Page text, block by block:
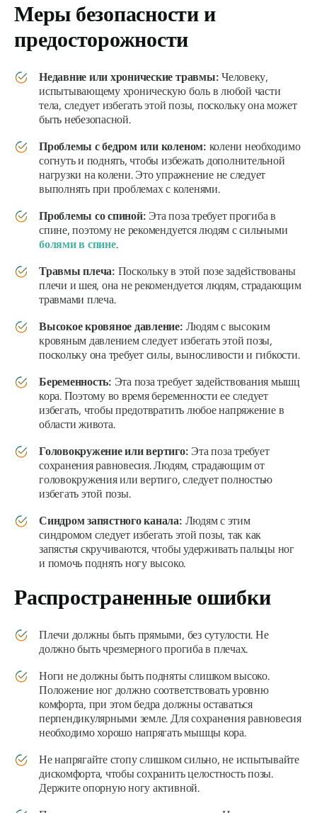
Меры безопасности и
предосторожности
Недавние или хронические травмы: Человеку,
испытывающему хроническую боль в любой части
тела, следует избегать этой позы, поскольку она может
быть небезопасной.
Проблемы с бедром или коленом: колени необходимо
согнуть и поднять, чтобы избежать дополнительной
нагрузки на колени. Это упражнение не следует
выполнять при проблемах с коленями.
Проблемы со спиной: Эта поза требует прогиба в
спине, поэтому не рекомендуется людям с сильными
болями в спине.
Травмы плеча: Поскольку в этой позе задействованы
плечи и шея, она не рекомендуется людям, страдающим
травмами плеча.
Высокое кровяное давление: Людям с высоким
кровяным давлением следует избегать этой позы,
поскольку она требует силы, выносливости и гибкости.
Беременность: Эта поза требует задействования мышц
кора. Поэтому во время беременности ее следует
избегать, чтобы предотвратить любое напряжение в
области живота.
Головокружение или вертиго: Эта поза требует
сохранения равновесия. Людям, страдающим от
головокружения или вертиго, следует полностью
избегать этой позы.
Синдром запястного канала: Людям с этим
синдромом следует избегать этой позы, так как
запястья скручиваются, чтобы удерживать пальцы ног
и помочь поднять ногу высоко.
Распространенные ошибки
Плечи должны быть прямыми, без сутулости. Не
должно быть чрезмерного прогиба в плечах.
Ноги не должны быть подняты слишком высоко.
Положение ног должно соответствовать уровню
комфорта, при этом бедра должны оставаться
перпендикулярными земле. Для сохранения равновесия
необходимо хорошо напрягать мышцы кора.
Не напрягайте стопу слишком сильно, не испытывайте
дискомфорта, чтобы сохранить целостность позы.
Держите опорную ногу активной.